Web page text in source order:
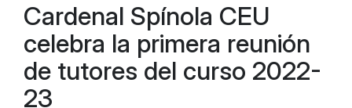
Cardenal Spínola CEU
celebra la primera reunión
de tutores del curso 2022-
23